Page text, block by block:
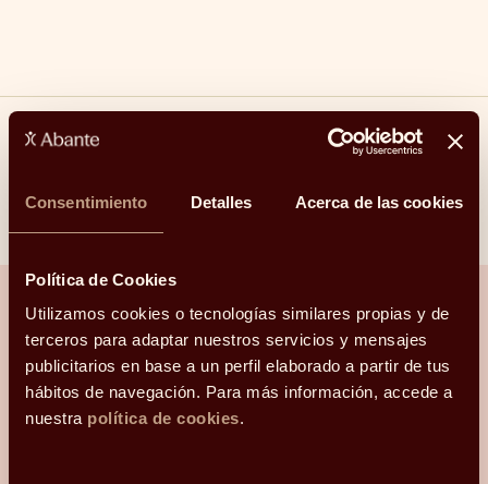
Consentimiento Detalles Acerca de las cookies
Política de Cookies
Utilizamos cookies o tecnologías similares propias y de
terceros para adaptar nuestros servicios y mensajes
publicitarios en base a un perfil elaborado a partir de tus
hábitos de navegación. Para más información, accede a
nuestra política de cookies.
¿Hablamos?
Una conversación para orientarte con